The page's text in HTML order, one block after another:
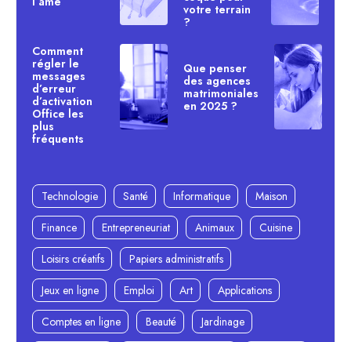
votre terrain
?
Comment
régler le
messages
d’erreur
d’activation
Office les
plus
fréquents
Que penser
des agences
matrimoniales
en 2025 ?
Technologie Santé Informatique
Maison
Finance
Entrepreneuriat Animaux
Cuisine
Loisirs créatifs
Papiers administratifs
Jeux en ligne
Emploi Art
Applications
Comptes en ligne
Beauté
Jardinage